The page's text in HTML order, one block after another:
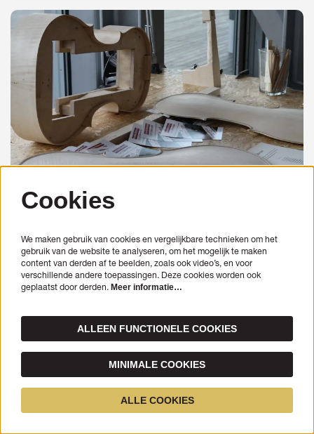
Cello Biënnale 2008
Terugblik
Cookies
We maken gebruik van cookies en vergelijkbare technieken om het
gebruik van de website te analyseren, om het mogelijk te maken
content van derden af te beelden, zoals ook video’s, en voor
verschillende andere toepassingen. Deze cookies worden ook
geplaatst door derden. Meer informatie…
ALLEEN FUNCTIONELE COOKIES
MINIMALE COOKIES
ALLE COOKIES